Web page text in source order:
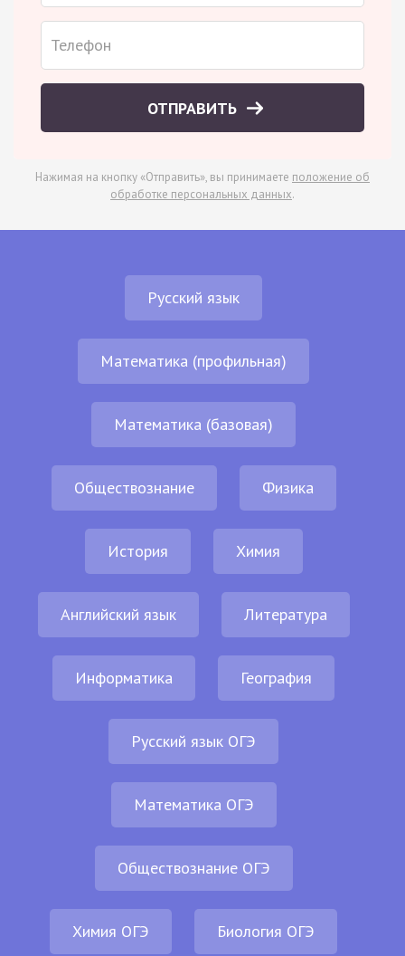
ОТПРАВИТЬ
Нажимая на кнопку «Отправить», вы принимаете положение об
обработке персональных данных.
Русский язык
Математика (профильная)
Математика (базовая)
Обществознание Физика
История Химия
Английский язык Литература
Информатика География
Русский язык ОГЭ
Математика ОГЭ
Обществознание ОГЭ
Химия ОГЭ Биология ОГЭ